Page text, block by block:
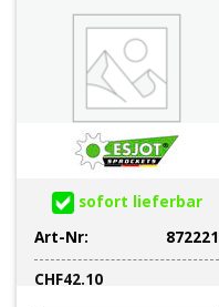
sofort lieferbar
Art-Nr:
872221
CHF42.10